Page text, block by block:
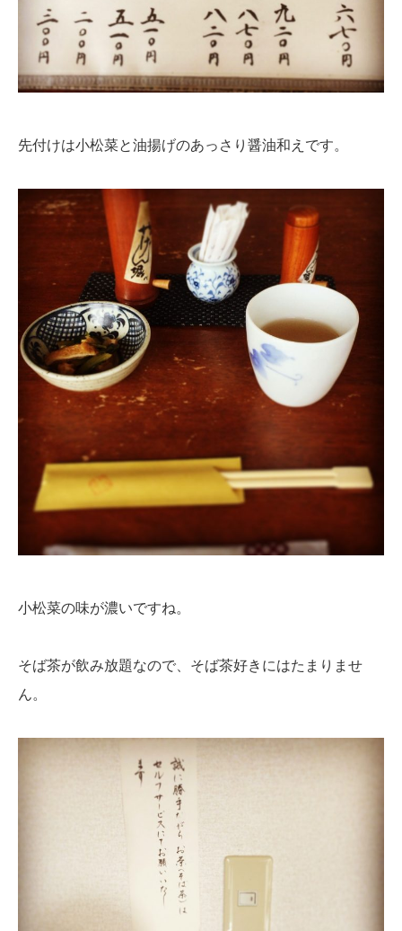
先付けは小松菜と油揚げのあっさり醤油和えです。
小松菜の味が濃いですね。
そば茶が飲み放題なので、そば茶好きにはたまりませ
ん。